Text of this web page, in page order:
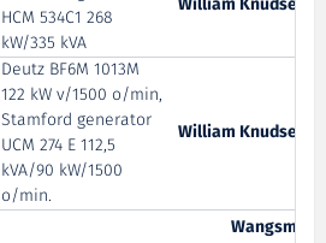
HCM 534C1 268
kW/335 kVA
Deutz BF6M 1013M
122 kW v/1500 o/min,
Stamford generator
UCM 274 E 112,5
kVA/90 kW/1500
o/min.
William Knudsen
Wangsmo